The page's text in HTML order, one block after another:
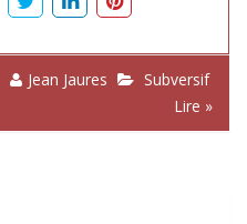
Jean Jaures
Subversif
Lire »